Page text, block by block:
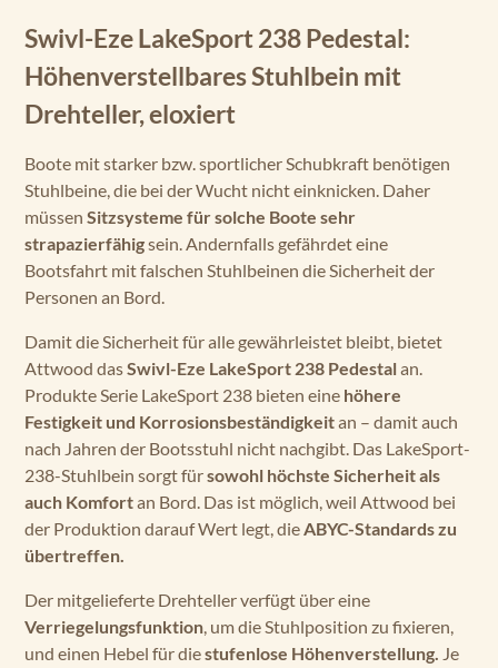
Swivl-Eze LakeSport 238 Pedestal:
Höhenverstellbares Stuhlbein mit
Drehteller, eloxiert
Boote mit starker bzw. sportlicher Schubkraft benötigen
Stuhlbeine, die bei der Wucht nicht einknicken. Daher
müssen Sitzsysteme für solche Boote sehr
strapazierfähigsein. Andernfalls gefährdet eine
Bootsfahrt mit falschen Stuhlbeinen die Sicherheit der
Personen an Bord.
Damit die Sicherheit für alle gewährleistet bleibt, bietet
Attwood dasSwivl-Eze LakeSport 238 Pedestalan.
Produkte Serie LakeSport 238 bieten eine höhere
Festigkeit und Korrosionsbeständigkeitan – damit auch
nach Jahren der Bootsstuhl nicht nachgibt. Das LakeSport-
238-Stuhlbein sorgt fürsowohl höchste Sicherheit als
auch Komfortan Bord. Das ist möglich, weil Attwood bei
der Produktion darauf Wert legt, dieABYC-Standards zu
übertreffen.
Der mitgelieferte Drehteller verfügt über eine
Verriegelungsfunktion, um die Stuhlposition zu fixieren,
und einen Hebel für diestufenlose Höhenverstellung. Je